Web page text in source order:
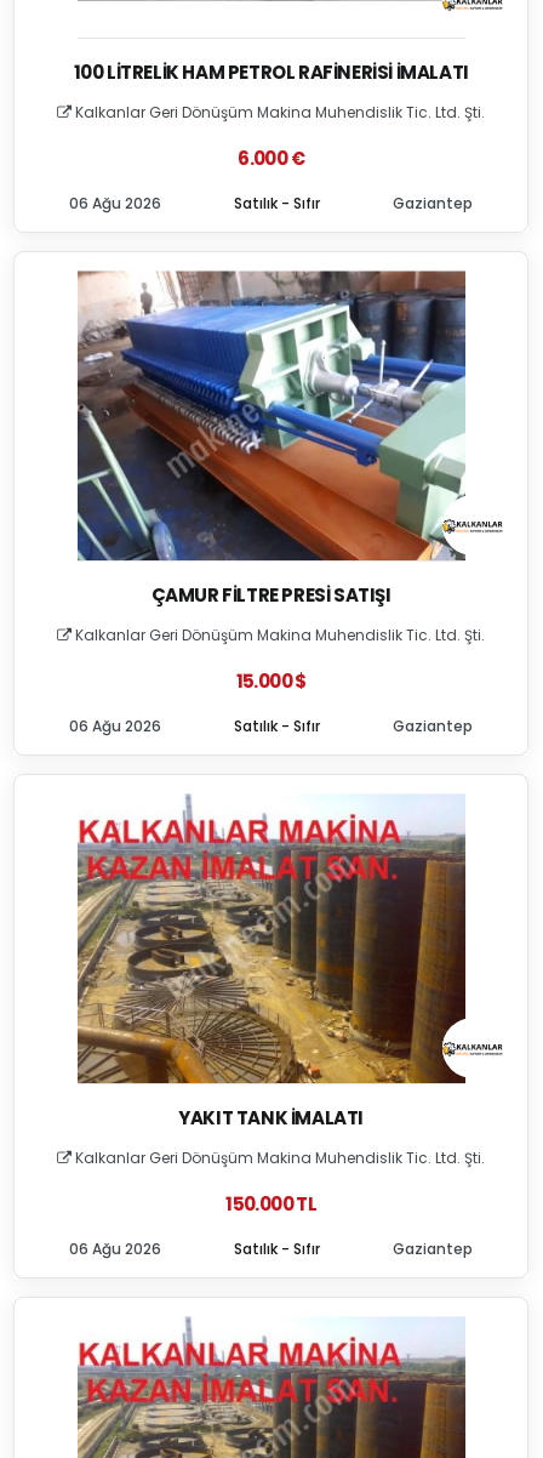
100 LITRELIK HAM PETROL RAFINERISI İMALATI
Kalkanlar Geri Dönüşüm Makina Muhendislik Tic. Ltd. Şti.
6.000 €
Satılık - Sıfır
06 Ağu 2026 Gaziantep
ÇAMUR FILTRE PRESI SATIŞI
Kalkanlar Geri Dönüşüm Makina Muhendislik Tic. Ltd. Şti.
15.000 $
Satılık - Sıfır
06 Ağu 2026 Gaziantep
YAKIT TANK İMALATI
Kalkanlar Geri Dönüşüm Makina Muhendislik Tic. Ltd. Şti.
150.000 TL
Satılık - Sıfır
06 Ağu 2026 Gaziantep